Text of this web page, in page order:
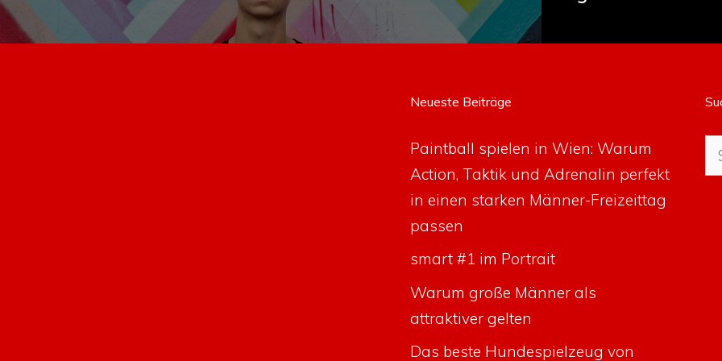
Neueste Beiträge
Paintball spielen in Wien: Warum
Action, Taktik und Adrenalin perfekt
in einen starken Männer-Freizeittag
passen
smart #1 im Portrait
Warum große Männer als
attraktiver gelten
Das beste Hundespielzeug von